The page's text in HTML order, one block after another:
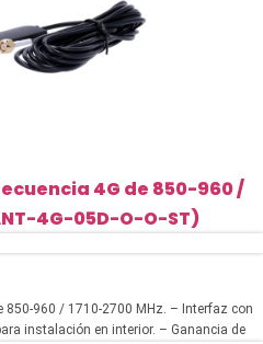
4G de 850-960 /
4G-05D-O-O-ST)
850-960 / 1710-2700 MHz. – Interfaz con
instalación en interior. – Ganancia de